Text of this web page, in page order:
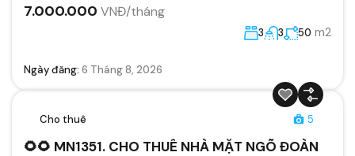
7.000.000 VNĐ/tháng
3 3 50 m2
Ngày đăng: 6 Tháng 8, 2026
Cho thuê 5
🌻🌻 MN1351. CHO THUÊ NHÀ MẶT NGÕ ĐOÀN